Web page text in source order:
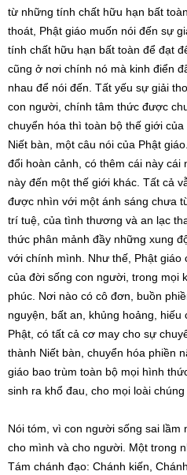
từ những tính chất hữu hạn bất
thoát, Phật giáo muốn nói đến sự
tính chất hữu hạn bất toàn để đạt
cũng ở nơi chính nó mà kinh điển
nhau để nói đến. Tất yếu sự giải
con người, chính tâm thức được
chuyển hóa thì toàn bộ thế giới
Niết bàn, một câu nói của Phật
đổi hoàn cảnh, có thêm cái này
này đến một thế giới khác. Tất cả
được nhìn với một ánh sáng chưa
trí tuệ, của tình thương và an lạc
thức phân mảnh đầy những xung
với chính mình. Như thế, Phật giáo
của đời sống con người, trong mọi
phúc. Nơi nào có cô đơn, buồn
nguyện, bất an, khủng hoảng,
Phật, có tất cả cơ may cho sự
thành Niết bàn, chuyển hóa phiền
giáo bao trùm toàn bộ mọi hình
sinh ra khổ đau, cho mọi loài
Nói tóm, vì con người sống sai lầm
cho mình và cho người. Một trong
Tám chánh đạo: Chánh kiến,